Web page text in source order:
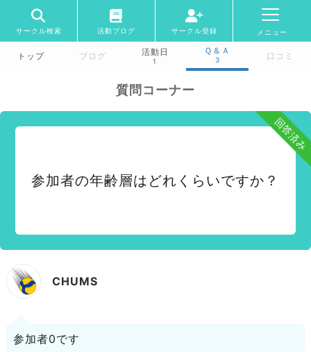
サークル検索 活動ブログ サークル登録 メニュー
トップ ブログ 活動日
1
Ｑ＆Ａ
3 口コミ
質問コーナー
回答済み
参加者の年齢層はどれくらいですか？
CHUMS
参加者0です